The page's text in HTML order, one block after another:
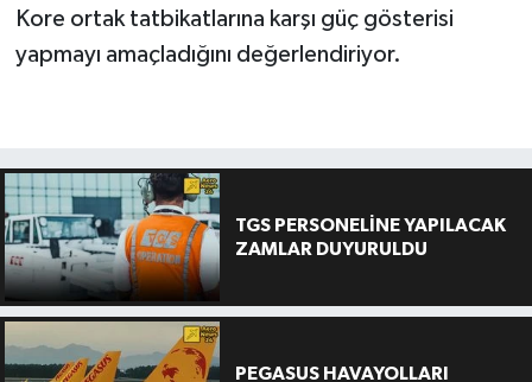
Kore ortak tatbikatlarına karşı güç gösterisi
yapmayı amaçladığını değerlendiriyor.
TGS PERSONELİNE YAPILACAK
ZAMLAR DUYURULDU
PEGASUS HAVAYOLLARI